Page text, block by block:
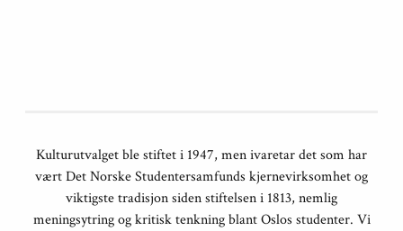
Kulturutvalget ble stiftet i 1947, men ivaretar det som har
vært Det Norske Studentersamfunds kjernevirksomhet og
viktigste tradisjon siden stiftelsen i 1813, nemlig
meningsytring og kritisk tenkning blant Oslos studenter. Vi